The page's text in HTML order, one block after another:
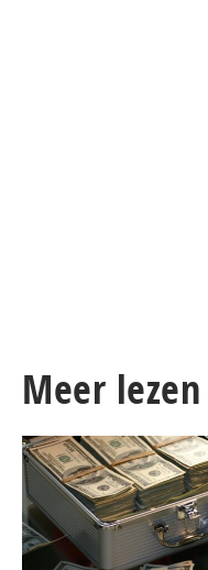
Meer lezen